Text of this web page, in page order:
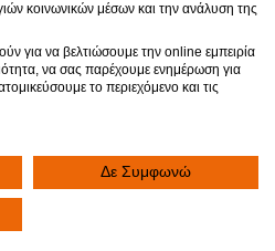

κοινωνικών μέσων και την ανάλυση της
για να βελτιώσουμε την online εμπειρία
να σας παρέχουμε ενημέρωση για
το περιεχόμενο και τις
Δε Συμφωνώ